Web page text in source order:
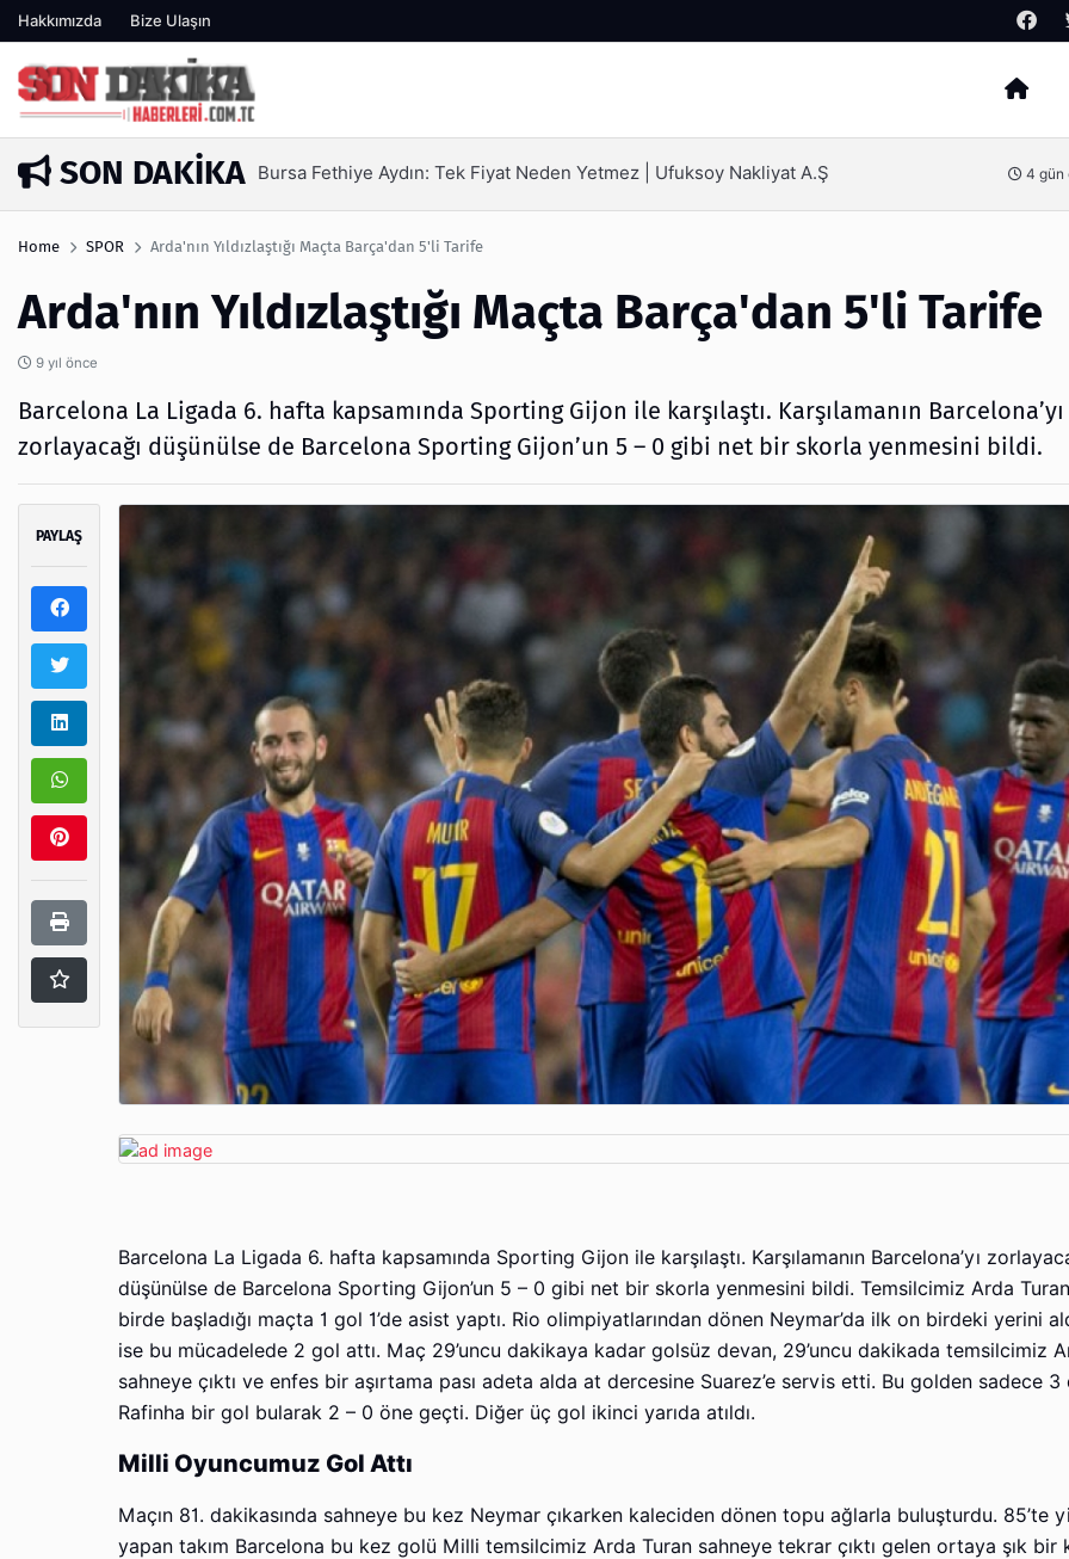
Hakkımızda Bize Ulaşın
Arama
SON DAKIKA
1 gün önce Bursa Fethiye Aydın: Tek Fiyat Neden Yetmez | Ufuksoy Nakliyat A.Ş 4 gün
Home SPOR Arda'nın Yıldızlaştığı Maçta Barça'dan 5'li Tarife
Arda'nın Yıldızlaştığı Maçta Barça'dan 5'li Tarife
9 yıl önce
Barcelona La Ligada 6. hafta kapsamında Sporting Gijon ile karşılaştı. Karşılamanın Barcelona’yı
zorlayacağı düşünülse de Barcelona Sporting Gijon’un 5 – 0 gibi net bir skorla yenmesini bildi.
PAYLAŞ
Barcelona La Ligada 6. hafta kapsamında Sporting Gijon ile karşılaştı. Karşılamanın Barcelona’yı
düşünülse de Barcelona Sporting Gijon’un 5 – 0 gibi net bir skorla yenmesini bildi. Temsilcimiz Arda
birde başladığı maçta 1 gol 1’de asist yaptı. Rio olimpiyatlarından dönen Neymar’da ilk on birdeki yerini
ise bu mücadelede 2 gol attı. Maç 29’uncu dakikaya kadar golsüz devan, 29’uncu dakikada temsilcimiz
sahneye çıktı ve enfes bir aşırtama pası adeta alda at dercesine Suarez’e servis etti. Bu golden sadece
Rafinha bir gol bularak 2 – 0 öne geçti. Diğer üç gol ikinci yarıda atıldı.
Milli Oyuncumuz Gol Attı
Maçın 81. dakikasında sahneye bu kez Neymar çıkarken kaleciden dönen topu ağlarla buluşturdu. 85’te
yapan takım Barcelona bu kez golü Milli temsilcimiz Arda Turan sahneye tekrar çıktı gelen ortaya şık bir